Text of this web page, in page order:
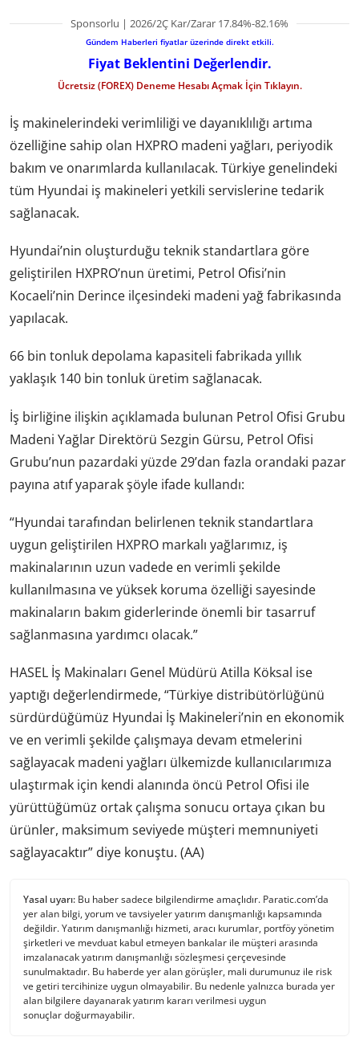
Sponsorlu | 2026/2Ç Kar/Zarar 17.84%-82.16%
Gündem Haberleri fiyatlar üzerinde direkt etkili.
Fiyat Beklentini Değerlendir.
Ücretsiz (FOREX) Deneme Hesabı Açmak İçin Tıklayın.
İş makinelerindeki verimliliği ve dayanıklılığı artıma
özelliğine sahip olan HXPRO madeni yağları, periyodik
bakım ve onarımlarda kullanılacak. Türkiye genelindeki
tüm Hyundai iş makineleri yetkili servislerine tedarik
sağlanacak.
Hyundai’nin oluşturduğu teknik standartlara göre
geliştirilen HXPRO’nun üretimi, Petrol Ofisi’nin
Kocaeli’nin Derince ilçesindeki madeni yağ fabrikasında
yapılacak.
66 bin tonluk depolama kapasiteli fabrikada yıllık
yaklaşık 140 bin tonluk üretim sağlanacak.
İş birliğine ilişkin açıklamada bulunan Petrol Ofisi Grubu
Madeni Yağlar Direktörü Sezgin Gürsu, Petrol Ofisi
Grubu’nun pazardaki yüzde 29’dan fazla orandaki pazar
payına atıf yaparak şöyle ifade kullandı:
“Hyundai tarafından belirlenen teknik standartlara
uygun geliştirilen HXPRO markalı yağlarımız, iş
makinalarının uzun vadede en verimli şekilde
kullanılmasına ve yüksek koruma özelliği sayesinde
makinaların bakım giderlerinde önemli bir tasarruf
sağlanmasına yardımcı olacak.”
HASEL İş Makinaları Genel Müdürü Atilla Köksal ise
yaptığı değerlendirmede, “Türkiye distribütörlüğünü
sürdürdüğümüz Hyundai İş Makineleri’nin en ekonomik
ve en verimli şekilde çalışmaya devam etmelerini
sağlayacak madeni yağları ülkemizde kullanıcılarımıza
ulaştırmak için kendi alanında öncü Petrol Ofisi ile
yürüttüğümüz ortak çalışma sonucu ortaya çıkan bu
ürünler, maksimum seviyede müşteri memnuniyeti
sağlayacaktır” diye konuştu. (AA)
Yasal uyarı: Bu haber sadece bilgilendirme amaçlıdır. Paratic.com’da
yer alan bilgi, yorum ve tavsiyeler yatırım danışmanlığı kapsamında
değildir. Yatırım danışmanlığı hizmeti, aracı kurumlar, portföy yönetim
şirketleri ve mevduat kabul etmeyen bankalar ile müşteri arasında
imzalanacak yatırım danışmanlığı sözleşmesi çerçevesinde
sunulmaktadır. Bu haberde yer alan görüşler, mali durumunuz ile risk
ve getiri tercihinize uygun olmayabilir. Bu nedenle yalnızca burada yer
alan bilgilere dayanarak yatırım kararı verilmesi uygun
sonuçlar doğurmayabilir.